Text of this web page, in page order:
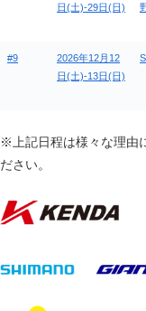
日(土)-29日(日)
#9
2026年12月12
日(土)-13日(日)
※上記日程は様々な理由
ださい。